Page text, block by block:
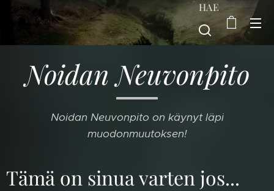
HAE
Noidan Neuvonpito
Noidan Neuvonpito on käynyt läpi
muodonmuutoksen!
Tämä on sinua varten jos...